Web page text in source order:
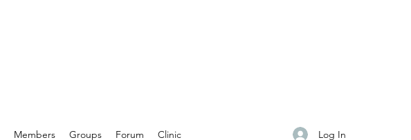
Members Groups Forum Clinic Log In